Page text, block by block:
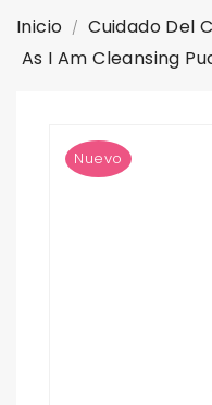
Inicio Cuidado Del
As I Am Cleansing
Nuevo